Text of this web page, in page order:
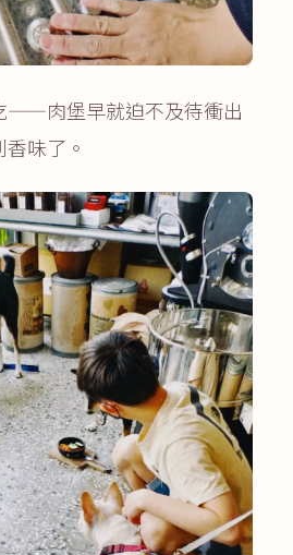
——肉堡早就迫不及待衝出
味了。